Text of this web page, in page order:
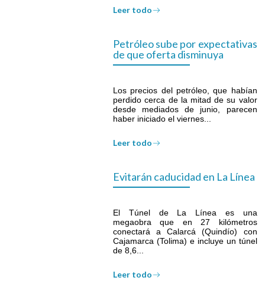
Leer todo
Petróleo sube por expectativas
de que oferta disminuya
Los precios del petróleo, que habían
perdido cerca de la mitad de su valor
desde mediados de junio, parecen
haber iniciado el viernes...
Leer todo
Evitarán caducidad en La Línea
El Túnel de La Línea es una
megaobra que en 27 kilómetros
conectará a Calarcá (Quindío) con
Cajamarca (Tolima) e incluye un túnel
de 8,6...
Leer todo